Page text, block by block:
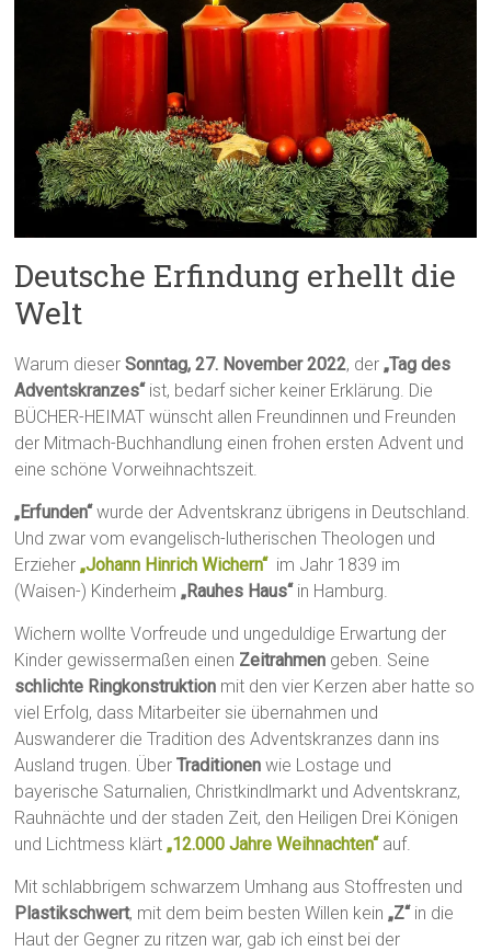
Deutsche Erfindung erhellt die
Welt
Warum dieserSonntag, 27. November 2022, der„Tag des
Adventskranzes“ist, bedarf sicher keiner Erklärung. Die
BÜCHER-HEIMAT wünscht allen Freundinnen und Freunden
der Mitmach-Buchhandlung einen frohen ersten Advent und
eine schöne Vorweihnachtszeit.
„Erfunden“wurde der Adventskranz übrigens in Deutschland.
Und zwar vom evangelisch-lutherischen Theologen und
Erzieher„Johann Hinrich Wichern“im Jahr 1839 im
(Waisen-) Kinderheim„Rauhes Haus“in Hamburg.
Wichern wollte Vorfreude und ungeduldige Erwartung der
Kinder gewissermaßen einen Zeitrahmen geben. Seine
schlichte Ringkonstruktion mit den vier Kerzen aber hatte so
viel Erfolg, dass Mitarbeiter sie übernahmen und
Auswanderer die Tradition des Adventskranzes dann ins
Ausland trugen. ÜberTraditionen wie Lostage und
bayerische Saturnalien, Christkindlmarkt und Adventskranz,
Rauhnächte und der staden Zeit, den Heiligen Drei Königen
und Lichtmess klärt„12.000 Jahre Weihnachten“auf.
Mit schlabbrigem schwarzem Umhang aus Stoffresten und
Plastikschwert, mit dem beim besten Willen kein„Z“in die
Haut der Gegner zu ritzen war, gab ich einst bei der